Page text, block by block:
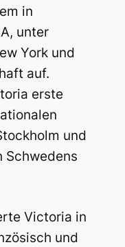
in
unter
York und
auf.
erste
und
Schwedens
Victoria in
und